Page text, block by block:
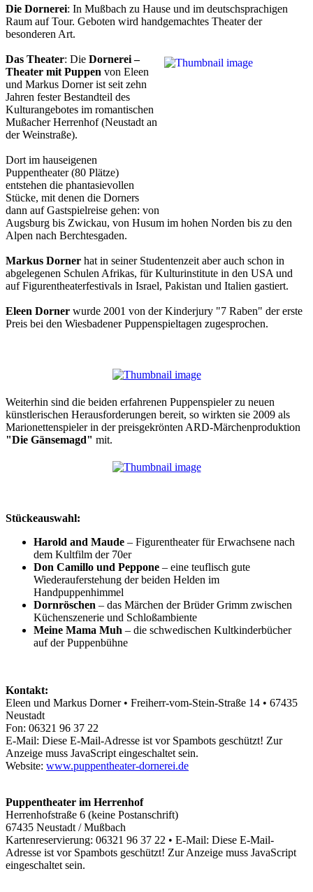
Die Dornerei: In Mußbach zu Hause und im deutschsprachigen
Raum auf Tour. Geboten wird handgemachtes Theater der
besonderen Art.
Das Theater: Die Dornerei –
Theater mit Puppen von Eleen
und Markus Dorner ist seit zehn
Jahren fester Bestandteil des
Kulturangebotes im romantischen
Mußacher Herrenhof (Neustadt an
der Weinstraße).
Dort im hauseigenen
Puppentheater (80 Plätze)
entstehen die phantasievollen
Stücke, mit denen die Dorners
dann auf Gastspielreise gehen: von
Augsburg bis Zwickau, von Husum im hohen Norden bis zu den
Alpen nach Berchtesgaden.
Markus Dorner hat in seiner Studentenzeit aber auch schon in
abgelegenen Schulen Afrikas, für Kulturinstitute in den USA und
auf Figurentheaterfestivals in Israel, Pakistan und Italien gastiert.
Eleen Dorner wurde 2001 von der Kinderjury "7 Raben" der erste
Preis bei den Wiesbadener Puppenspieltagen zugesprochen.
Weiterhin sind die beiden erfahrenen Puppenspieler zu neuen
künstlerischen Herausforderungen bereit, so wirkten sie 2009 als
Marionettenspieler in der preisgekrönten ARD-Märchenproduktion
"Die Gänsemagd" mit.
Stückeauswahl:
Harold and Maude – Figurentheater für Erwachsene nach
dem Kultfilm der 70er
Don Camillo und Peppone – eine teuflisch gute
Wiederauferstehung der beiden Helden im
Handpuppenhimmel
Dornröschen – das Märchen der Brüder Grimm zwischen
Küchenszenerie und Schloßambiente
Meine Mama Muh – die schwedischen Kultkinderbücher
auf der Puppenbühne
Kontakt:
Eleen und Markus Dorner • Freiherr-vom-Stein-Straße 14 • 67435
Neustadt
Fon: 06321 96 37 22
E-Mail: Diese E-Mail-Adresse ist vor Spambots geschützt! Zur
Anzeige muss JavaScript eingeschaltet sein.
Website: www.puppentheater-dornerei.de
Puppentheater im Herrenhof
Herrenhofstraße 6 (keine Postanschrift)
67435 Neustadt / Mußbach
Kartenreservierung: 06321 96 37 22 • E-Mail: Diese E-Mail-
Adresse ist vor Spambots geschützt! Zur Anzeige muss JavaScript
eingeschaltet sein.